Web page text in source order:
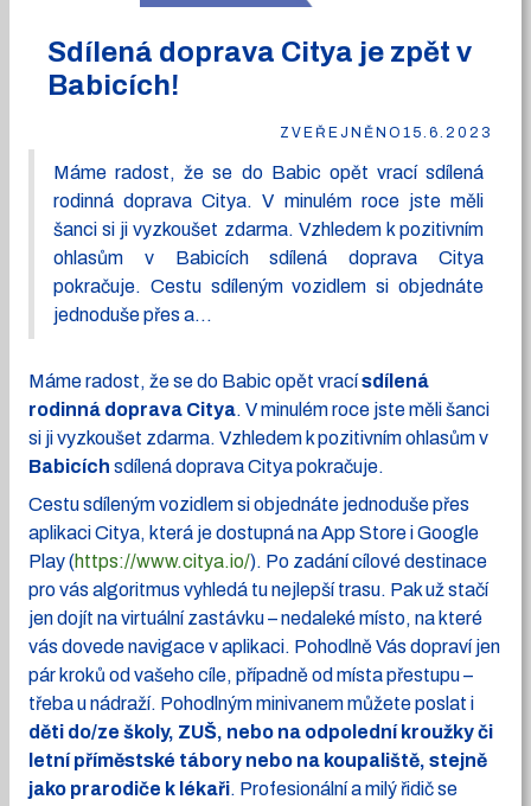
Sdílená doprava Citya je zpět v
Babicích!
ZVEŘEJNĚNO 15.6.2023
Máme radost, že se do Babic opět vrací sdílená
rodinná doprava Citya. V minulém roce jste měli
šanci si ji vyzkoušet zdarma. Vzhledem k pozitivním
ohlasům v Babicích sdílená doprava Citya
pokračuje. Cestu sdíleným vozidlem si objednáte
jednoduše přes a...
Máme radost, že se do Babic opět vracísdílená
rodinná doprava Citya. V minulém roce jste měli šanci
si ji vyzkoušet zdarma. Vzhledem k pozitivním ohlasům v
Babicích sdílená doprava Citya pokračuje.
Cestu sdíleným vozidlem si objednáte jednoduše přes
aplikaci Citya, která je dostupná na App Store i Google
Play (https://www.citya.io/). Po zadání cílové destinace
pro vás algoritmus vyhledá tu nejlepší trasu. Pak už stačí
jen dojít na virtuální zastávku – nedaleké místo, na které
vás dovede navigace v aplikaci. Pohodlně Vás dopraví jen
pár kroků od vašeho cíle, případně od místa přestupu –
třeba u nádraží. Pohodlným minivanem můžete poslat i
děti do/ze školy, ZUŠ, nebo na odpolední kroužky či
letní příměstské tábory nebo na koupaliště, stejně
jako prarodiče k lékaři. Profesionální a milý řidič se